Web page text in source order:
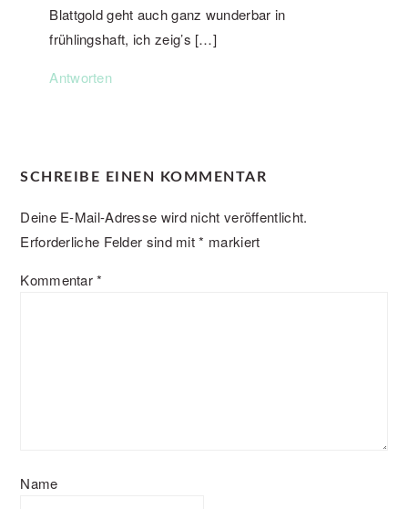
Blattgold geht auch ganz wunderbar in
frühlingshaft, ich zeig’s […]
Antworten
SCHREIBE EINEN KOMMENTAR
Deine E-Mail-Adresse wird nicht veröffentlicht.
Erforderliche Felder sind mit* markiert
Kommentar*
Name